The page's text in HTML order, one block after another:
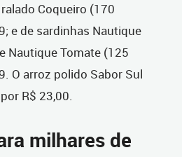
Coqueiro (170
e de sardinhas Nautique
Nautique Tomate (125
O arroz polido Sabor Sul
R$ 23,00.
milhares de